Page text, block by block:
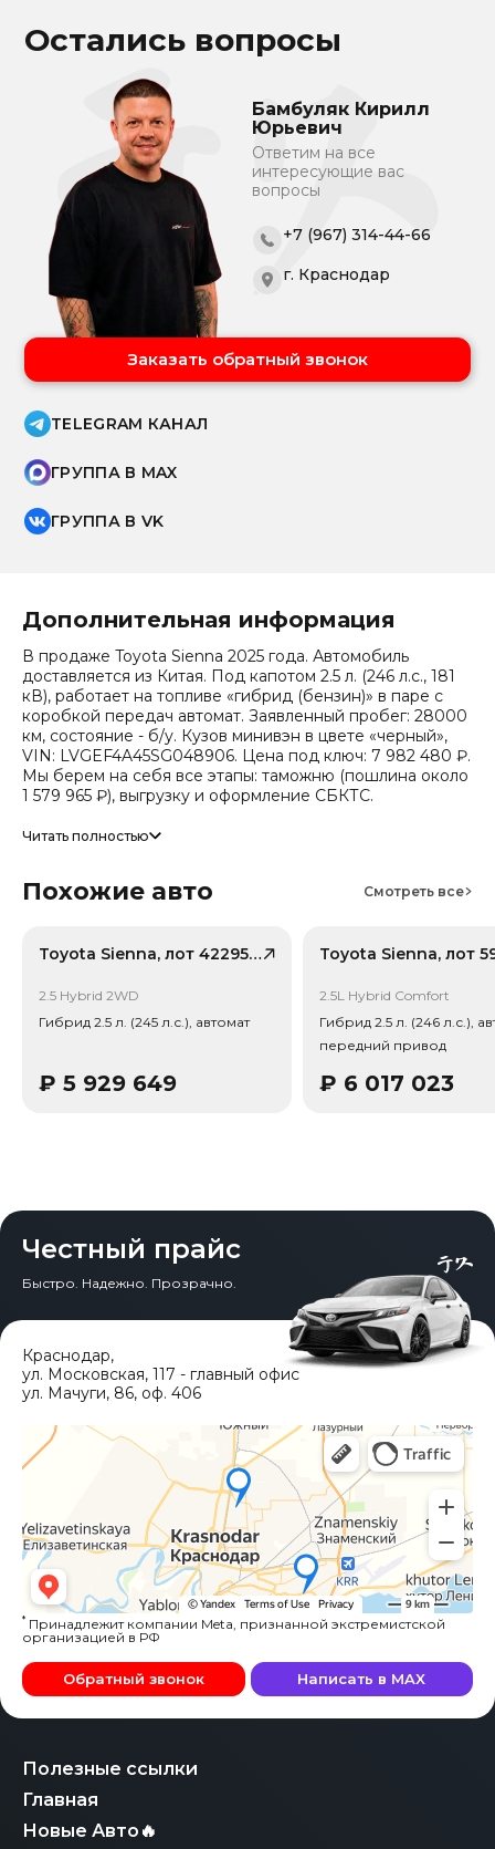
Остались вопросы
Бамбуляк Кирилл
Юрьевич
Ответим на все
интересующие вас
вопросы
+7 (967) 314-44-66
г. Краснодар
Заказать обратный звонок
TELEGRAM КАНАЛ
ГРУППА В MAX
ГРУППА В VK
Дополнительная информация
В продаже Toyota Sienna 2025 года. Автомобиль
доставляется из Китая. Под капотом 2.5 л. (246 л.с., 181
кВ), работает на топливе «гибрид (бензин)» в паре с
коробкой передач автомат. Заявленный пробег: 28000
км, состояние - б/у. Кузов минивэн в цвете «черный»,
VIN: LVGEF4A45SG048906. Цена под ключ: 7 982 480 ₽.
Мы берем на себя все этапы: таможню (пошлина около
1 579 965 ₽), выгрузку и оформление СБКТС.
Цена зависит от курса валют, точный расчет
Прогноз стоимости (по данным che): сейчас авто стоит
сборов РФ.
Привод - Полный привод (AWD).
Читать полностью
Похожие авто Смотреть все
Toyota Sienna, лот 42295386
2.5 Hybrid 2WD
Гибрид 2.5 л. (245 л.с.), автомат
₽ 5 929 649
2.5L Hybrid Comfort
Гибрид 2.5 л. (246 л.с.),
передний привод
₽ 6 017 023
Честный прайс
Быстро. Надежно. Прозрачно.
Полезные ссылки
Главная
Новые Авто🔥
Краснодар,
ул. Московская, 117 - главный офис
ул. Мачуги, 86, оф. 406
* Принадлежит компании Meta, признанной экстремистской
организацией в РФ
Обратный звонок Написать в MAX